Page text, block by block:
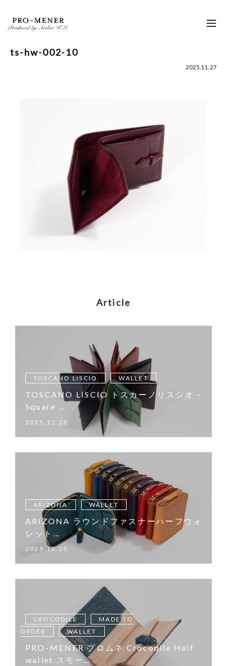
content
ts-hw-002-10
2025.11.27
Article
TOSCANO LISCIO WALLET
TOSCANO LISCIO トスカーノリスシオ –
Square …
2025.11.28
ARIZONA WALLET
ARIZONA ラウンドファスナーハーフウォ
レット…
2025.10.25
CROCODILE
MADE TO
ORDER
WALLET
PRO-MENER プロムネ Crocodile Half
wallet スモー…